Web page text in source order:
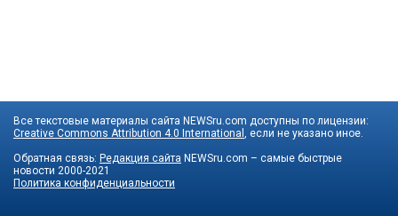
Все текстовые материалы сайта NEWSru.com доступны по лицензии:
Creative Commons Attribution 4.0 International , если не указано иное.
Обратная связь: Редакция сайта NEWSru.com – самые быстрые
новости 2000-2021
Политика конфиденциальности